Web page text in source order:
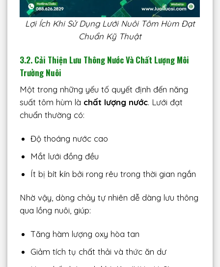
Lợi Ích Khi Sử Dụng Lưới Nuôi Tôm Hùm Đạt
Chuẩn Kỹ Thuật
3.2. Cải Thiện Lưu Thông Nước Và Chất Lượng Môi
Trường Nuôi
Một trong những yếu tố quyết định đến năng
suất tôm hùm là chất lượng nước. Lưới đạt
chuẩn thường có:
Độ thoáng nước cao
Mắt lưới đồng đều
Ít bị bít kín bởi rong rêu trong thời gian ngắn
Nhờ vậy, dòng chảy tự nhiên dễ dàng lưu thông
qua lồng nuôi, giúp:
Tăng hàm lượng oxy hòa tan
Giảm tích tụ chất thải và thức ăn dư